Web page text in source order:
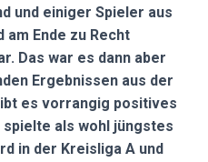
und einiger Spieler aus
am Ende zu Recht
Das war es dann aber
Ergebnissen aus der
es vorrangig positives
als wohl jüngstes
in der Kreisliga A und